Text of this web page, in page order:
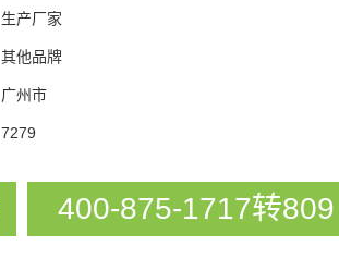
生产厂家
其他品牌
广州市
7279
400-875-1717转809